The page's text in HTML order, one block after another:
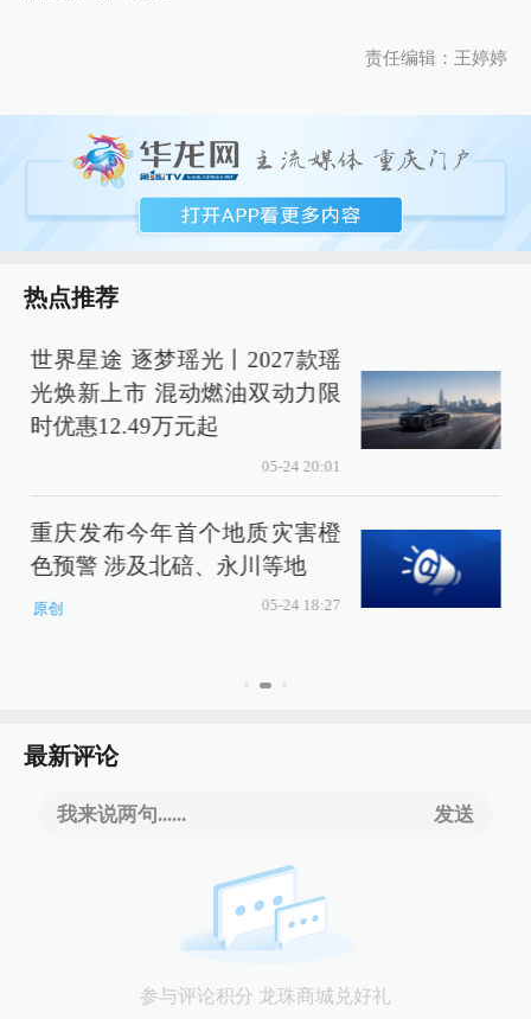
责任编辑：王婷婷
热点推荐
世界星途 逐梦瑶光丨2027款瑶
光焕新上市 混动燃油双动力限
时优惠12.49万元起
05-24 20:01
重庆发布今年首个地质灾害橙
色预警 涉及北碚、永川等地
原创 05-24 18:27
最新评论
我来说两句...... 发送
参与评论积分 龙珠商城兑好礼